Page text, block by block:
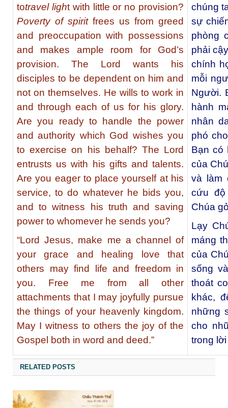
totravel light with little or no provision?
Poverty of spiritfrees us from greed
and preoccupation with possessions
and makes ample room for God’s
provision. The Lord wants his
disciples to be dependent on him and
not on themselves. He wills to work in
and through each of us for his glory.
Are you ready to handle the power
and authority which God wishes you
to exercise on his behalf? The Lord
entrusts us with his gifts and talents.
Are you eager to place yourself at his
service, to do whatever he bids you,
and to witness his truth and saving
power to whomever he sends you?
“Lord Jesus, make me a channel of
your grace and healing love that
others may find life and freedom in
you. Free me from all other
attachments that I may joyfully pursue
the things of your heavenly kingdom.
May I witness to others the joy of the
Gospel both in word and deed.”
chúng
sự
phòng
phải
chính
mỗi
Người.
hành
nhân
phó
Bạn có
của
và làm
cứu
Chúa
Lạy
máng
của
sống
thoát
khác,
những
cho
trong
RELATED POSTS